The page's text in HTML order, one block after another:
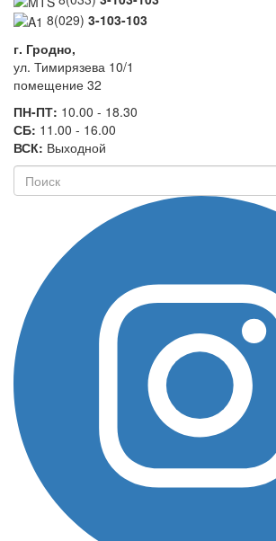
8(029) 3-103-103
г. Гродно,
ул. Тимирязева 10/1
помещение 32
ПН-ПТ: 10.00 - 18.30
СБ: 11.00 - 16.00
ВСК: Выходной